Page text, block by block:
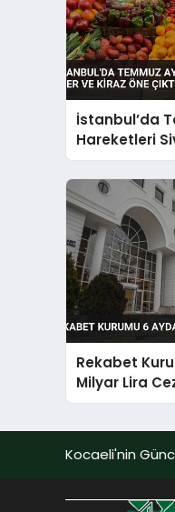
İstanbul’da
Hareketleri
Öne Çıktı
Rekabet
Milyar Lira
Kocaeli'nin